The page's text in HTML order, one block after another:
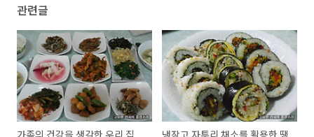
관련글